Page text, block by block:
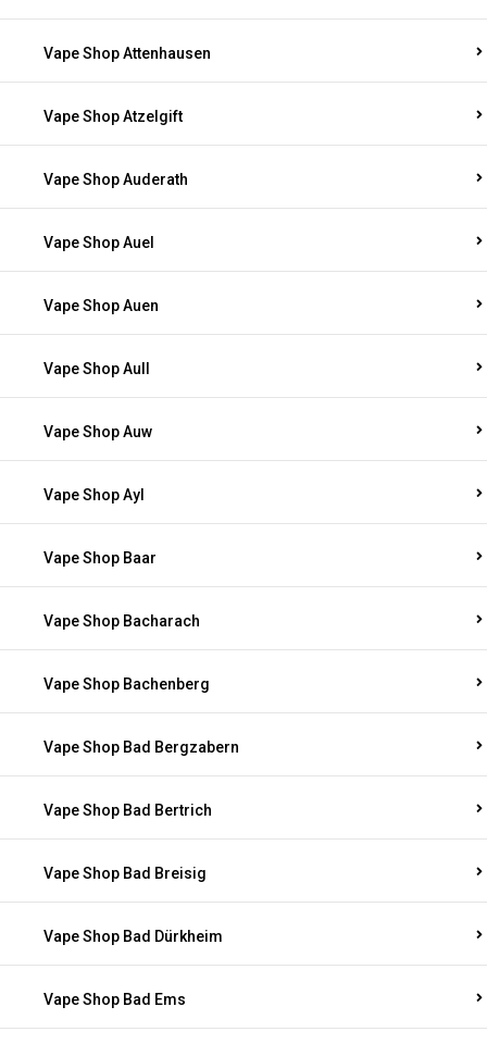
Vape Shop Attenhausen
Vape Shop Atzelgift
Vape Shop Auderath
Vape Shop Auel
Vape Shop Auen
Vape Shop Aull
Vape Shop Auw
Vape Shop Ayl
Vape Shop Baar
Vape Shop Bacharach
Vape Shop Bachenberg
Vape Shop Bad Bergzabern
Vape Shop Bad Bertrich
Vape Shop Bad Breisig
Vape Shop Bad Dürkheim
Vape Shop Bad Ems